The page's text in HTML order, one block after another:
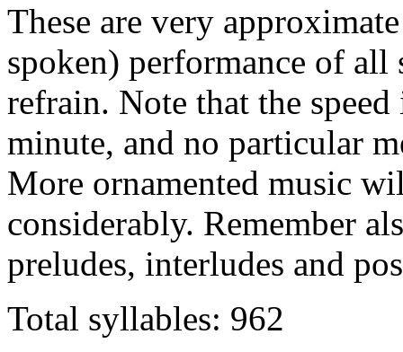
These are very
spoken) performance of all
refrain. Note that the
minute, and no particular
More ornamented music
considerably. Remember
preludes, interludes and
Total syllables: 962